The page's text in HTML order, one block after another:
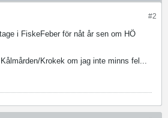
#2
i FiskeFeber för nåt år sen om HÖ
Krokek om jag inte minns fel...